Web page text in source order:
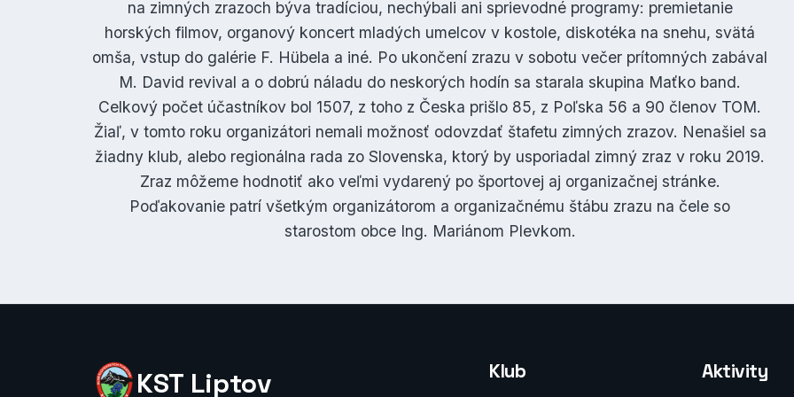
na zimných zrazoch býva tradíciou, nechýbali ani sprievodné programy: premietanie
horských filmov, organový koncert mladých umelcov v kostole, diskotéka na snehu, svätá
omša, vstup do galérie F. Hübela a iné. Po ukončení zrazu v sobotu večer prítomných zabával
M. David revival a o dobrú náladu do neskorých hodín sa starala skupina Maťko band.
Celkový počet účastníkov bol 1507, z toho z Česka prišlo 85, z Poľska 56 a 90 členov TOM.
Žiaľ, v tomto roku organizátori nemali možnosť odovzdať štafetu zimných zrazov. Nenašiel sa
žiadny klub, alebo regionálna rada zo Slovenska, ktorý by usporiadal zimný zraz v roku 2019.
Zraz môžeme hodnotiť ako veľmi vydarený po športovej aj organizačnej stránke.
Poďakovanie patrí všetkým organizátorom a organizačnému štábu zrazu na čele so
starostom obce Ing. Mariánom Plevkom.
KST Liptov Klub Aktivity